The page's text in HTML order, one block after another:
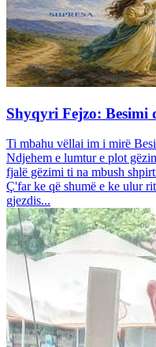
Shyqyri Fejzo: Besimi
Ti mbahu vëllai im i mirë
Ndjehem e lumtur e plot
fjalë gëzimi ti na mbush
Ç'far ke që shumë e ke ulur
gjezdis...